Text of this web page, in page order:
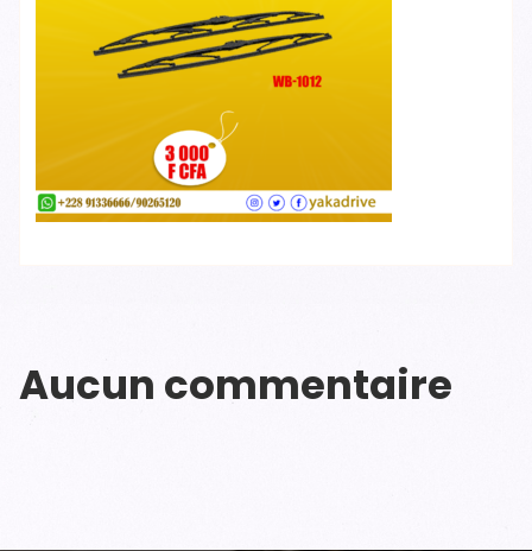
Aucun commentaire